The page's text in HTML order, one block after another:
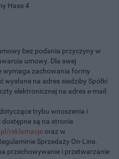
Hass 4
bez podania przyczyny w
umowy. Dla swej
wymaga zachowania formy
na adres siedziby Spółki
elektronicznej na adres e-mail:
trybu wnoszenia i
są na stronie
reklamacje oraz w
Sprzedaży On-Line.
przechowywanie i przetwarzanie